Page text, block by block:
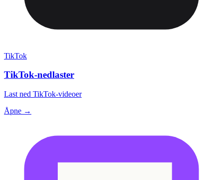
TikTok
TikTok-nedlaster
Last ned TikTok-videoer
Åpne →